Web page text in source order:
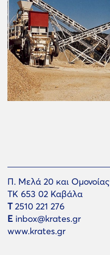
Π. Μελά 20 και Ομονοίας
ΤΚ 653 02 Καβάλα
Τ2510 221 276
Ε inbox@krates.gr
www.krates.gr